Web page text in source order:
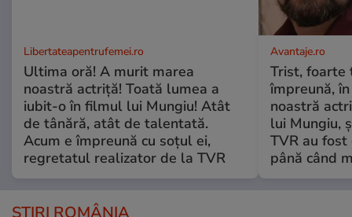
Libertateapentrufemei.ro
Ultima oră! A murit marea
noastră actriță! Toată lumea a
iubit-o în filmul lui Mungiu! Atât
de tânără, atât de talentată.
Acum e împreună cu soțul ei,
regretatul realizator de la TVR
Avantaje.ro
Trist, foarte
împreună,
noastră
lui Mungiu,
TVR au
până când
ȘTIRI ROMÂNIA